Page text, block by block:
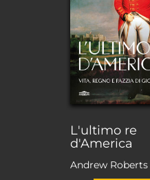
L'ultimo re
d'America
Andrew Roberts